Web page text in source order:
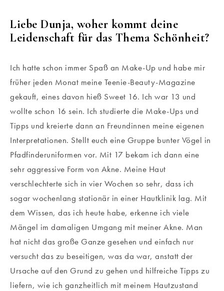
Liebe Dunja, woher kommt deine
Leidenschaft für das Thema Schönheit?
Ich hatte schon immer Spaß an Make-Up und habe mir
früher jeden Monat meine Teenie-Beauty-Magazine
gekauft, eines davon hieß Sweet 16. Ich war 13 und
wollte schon 16 sein. Ich studierte die Make-Ups und
Tipps und kreierte dann an Freundinnen meine eigenen
Interpretationen. Stellt euch eine Gruppe bunter Vögel in
Pfadfinderuniformen vor. Mit 17 bekam ich dann eine
sehr aggressive Form von Akne. Meine Haut
verschlechterte sich in vier Wochen so sehr, dass ich
sogar wochenlang stationär in einer Hautklinik lag. Mit
dem Wissen, das ich heute habe, erkenne ich viele
Mängel im damaligen Umgang mit meiner Akne. Man
hat nicht das große Ganze gesehen und einfach nur
versucht das zu beseitigen, was da war, anstatt der
Ursache auf den Grund zu gehen und hilfreiche Tipps zu
liefern, wie ich ganzheitlich mit meinem Hautzustand